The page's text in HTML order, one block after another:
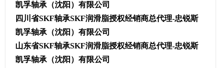
凯孚轴承（沈阳）有限公司
四川省SKF轴承SKF润滑脂授权经销商总代理-忠锐斯
凯孚轴承（沈阳）有限公司
山东省SKF轴承SKF润滑脂授权经销商总代理-忠锐斯
凯孚轴承（沈阳）有限公司